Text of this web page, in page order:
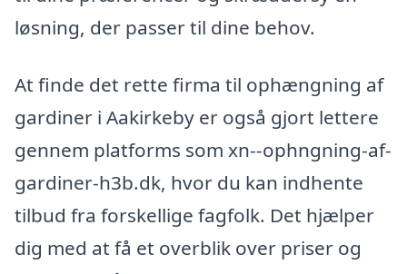
løsning, der passer til dine behov.
At finde det rette firma til ophængning af
gardiner i Aakirkeby er også gjort lettere
gennem platforms som xn--ophngning-af-
gardiner-h3b.dk, hvor du kan indhente
tilbud fra forskellige fagfolk. Det hjælper
dig med at få et overblik over priser og